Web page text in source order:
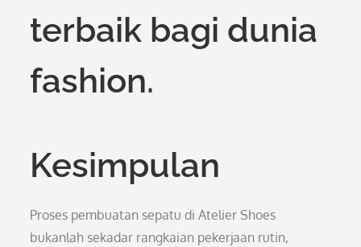
terbaik bagi dunia
fashion.
Kesimpulan
Proses pembuatan sepatu di Atelier Shoes
bukanlah sekadar rangkaian pekerjaan rutin,